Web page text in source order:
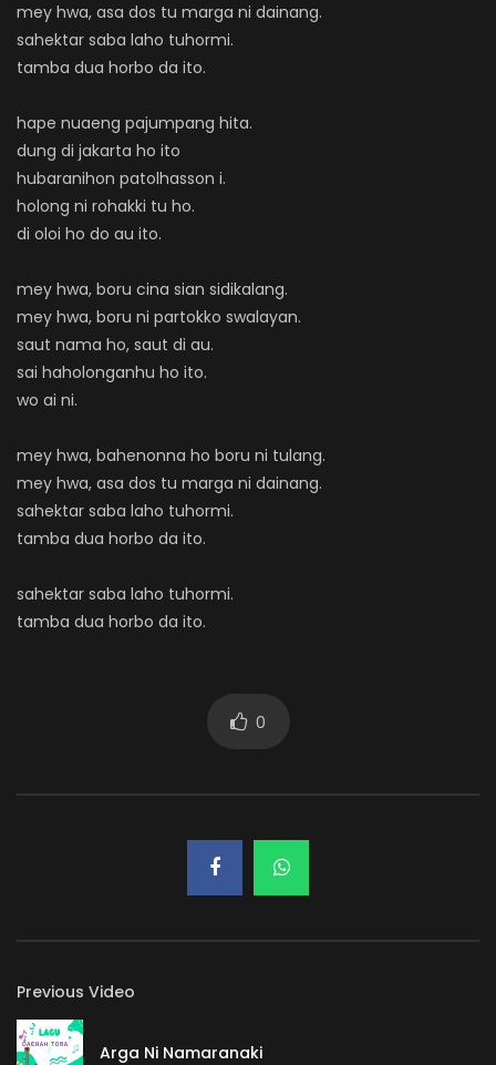
mey hwa, asa dos tu marga ni dainang.
sahektar saba laho tuhormi.
tamba dua horbo da ito.
hape nuaeng pajumpang hita.
dung di jakarta ho ito
hubaranihon patolhasson i.
holong ni rohakki tu ho.
di oloi ho do au ito.
mey hwa, boru cina sian sidikalang.
mey hwa, boru ni partokko swalayan.
saut nama ho, saut di au.
sai haholonganhu ho ito.
wo ai ni.
mey hwa, bahenonna ho boru ni tulang.
mey hwa, asa dos tu marga ni dainang.
sahektar saba laho tuhormi.
tamba dua horbo da ito.
sahektar saba laho tuhormi.
tamba dua horbo da ito.
0
Previous Video
Arga Ni Namaranaki